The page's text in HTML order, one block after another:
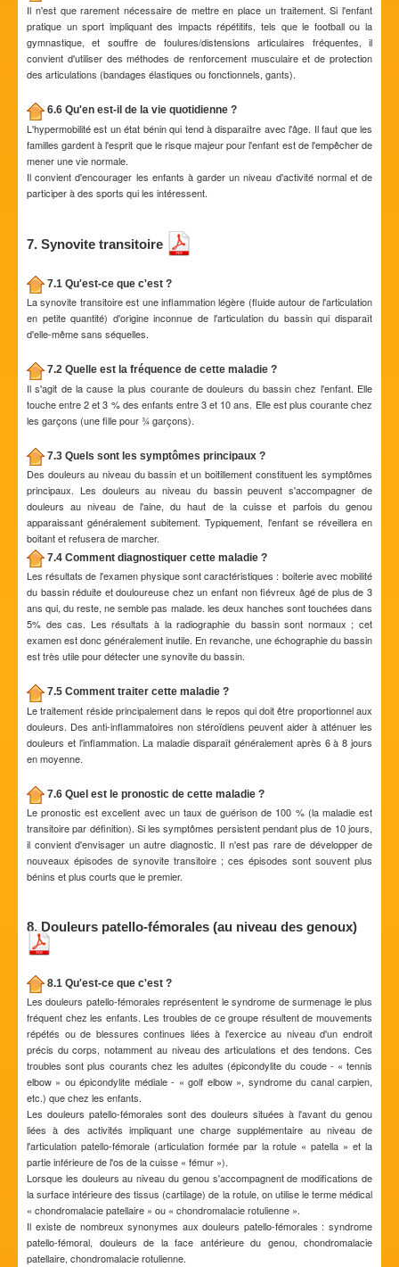
Il n'est que rarement nécessaire de mettre en place un traitement. Si l'enfant
pratique un sport impliquant des impacts répétitifs, tels que le football ou la
gymnastique, et souffre de foulures/distensions articulaires fréquentes, il
convient d'utiliser des méthodes de renforcement musculaire et de protection
des articulations (bandages élastiques ou fonctionnels, gants).
6.6 Qu'en est-il de la vie quotidienne ?
L'hypermobilité est un état bénin qui tend à disparaître avec l'âge. Il faut que les
familles gardent à l'esprit que le risque majeur pour l'enfant est de l'empêcher de
mener une vie normale.
Il convient d'encourager les enfants à garder un niveau d'activité normal et de
participer à des sports qui les intéressent.
7. Synovite transitoire
7.1 Qu'est-ce que c'est ?
La synovite transitoire est une inflammation légère (fluide autour de l'articulation
en petite quantité) d'origine inconnue de l'articulation du bassin qui disparaît
d'elle-même sans séquelles.
7.2 Quelle est la fréquence de cette maladie ?
Il s'agit de la cause la plus courante de douleurs du bassin chez l'enfant. Elle
touche entre 2 et 3 % des enfants entre 3 et 10 ans. Elle est plus courante chez
les garçons (une fille pour ¾ garçons).
7.3 Quels sont les symptômes principaux ?
Des douleurs au niveau du bassin et un boitillement constituent les symptômes
principaux. Les douleurs au niveau du bassin peuvent s'accompagner de
douleurs au niveau de l'aine, du haut de la cuisse et parfois du genou
apparaissant généralement subitement. Typiquement, l'enfant se réveillera en
boitant et refusera de marcher.
7.4 Comment diagnostiquer cette maladie ?
Les résultats de l'examen physique sont caractéristiques : boiterie avec mobilité
du bassin réduite et douloureuse chez un enfant non fiévreux âgé de plus de 3
ans qui, du reste, ne semble pas malade. les deux hanches sont touchées dans
5% des cas. Les résultats à la radiographie du bassin sont normaux ; cet
examen est donc généralement inutile. En revanche, une échographie du bassin
est très utile pour détecter une synovite du bassin.
7.5 Comment traiter cette maladie ?
Le traitement réside principalement dans le repos qui doit être proportionnel aux
douleurs. Des anti-inflammatoires non stéroïdiens peuvent aider à atténuer les
douleurs et l'inflammation. La maladie disparaît généralement après 6 à 8 jours
en moyenne.
7.6 Quel est le pronostic de cette maladie ?
Le pronostic est excellent avec un taux de guérison de 100 % (la maladie est
transitoire par définition). Si les symptômes persistent pendant plus de 10 jours,
il convient d'envisager un autre diagnostic. Il n'est pas rare de développer de
nouveaux épisodes de synovite transitoire ; ces épisodes sont souvent plus
bénins et plus courts que le premier.
8. Douleurs patello-fémorales (au niveau des genoux)
8.1 Qu'est-ce que c'est ?
Les douleurs patello-fémorales représentent le syndrome de surmenage le plus
fréquent chez les enfants. Les troubles de ce groupe résultent de mouvements
répétés ou de blessures continues liées à l'exercice au niveau d'un endroit
précis du corps, notamment au niveau des articulations et des tendons. Ces
troubles sont plus courants chez les adultes (épicondylite du coude - « tennis
elbow » ou épicondylite médiale - « golf elbow », syndrome du canal carpien,
etc.) que chez les enfants.
Les douleurs patello-fémorales sont des douleurs situées à l'avant du genou
liées à des activités impliquant une charge supplémentaire au niveau de
l'articulation patello-fémorale (articulation formée par la rotule « patella » et la
partie inférieure de l'os de la cuisse « fémur »).
Lorsque les douleurs au niveau du genou s'accompagnent de modifications de
la surface intérieure des tissus (cartilage) de la rotule, on utilise le terme médical
« chondromalacie patellaire » ou « chondromalacie rotulienne ».
Il existe de nombreux synonymes aux douleurs patello-fémorales : syndrome
patello-fémoral, douleurs de la face antérieure du genou, chondromalacie
patellaire, chondromalacie rotulienne.